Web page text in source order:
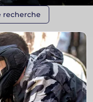
recherche